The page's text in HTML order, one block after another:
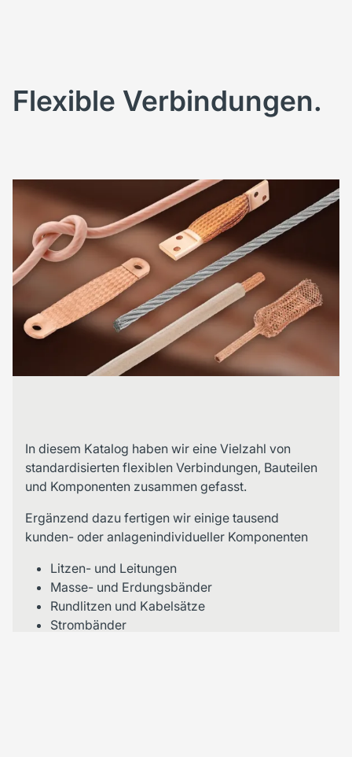
Flexible Verbindungen.
In diesem Katalog haben wir eine Vielzahl von
standardisierten flexiblen Verbindungen, Bauteilen
und Komponenten zusammen gefasst.
Ergänzend dazu fertigen wir einige tausend
kunden- oder anlagenindividueller Komponenten
Litzen- und Leitungen
Masse- und Erdungsbänder
Rundlitzen und Kabelsätze
Strombänder